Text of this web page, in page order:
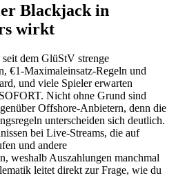
Blackjack in
wirkt
dem GlüStV strenge
€1-Maximaleinsatz-Regeln und
und viele Spieler erwarten
Nicht ohne Grund sind
Offshore-Anbietern, denn die
unterscheiden sich deutlich.
bei Live-Streams, die auf
und andere
weshalb Auszahlungen manchmal
leitet direkt zur Frage, wie du